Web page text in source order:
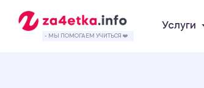
- МЫ ПОМОГАЕМ УЧИТЬСЯ ❤️
Услуги